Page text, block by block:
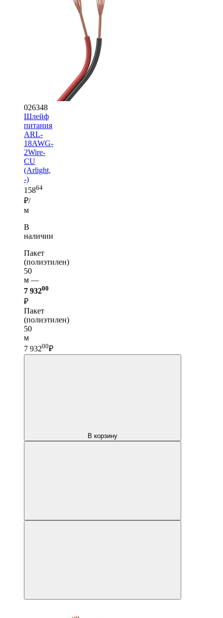
026348
Шлейф
питания
ARL-
18AWG-
2Wire-
CU
(Arlight,
-)
15864
₽/
м
В
наличии
Пакет
(полиэтилен)
50
м —
7 93200
₽
Пакет
(полиэтилен)
50
м
7 93200₽
В корзину